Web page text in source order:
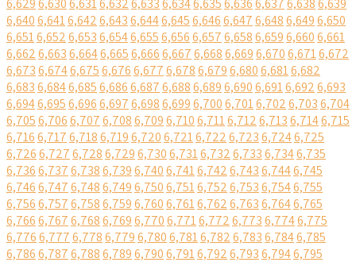
6,6296,6306,6316,6326,6336,6346,6356,6366,6376,6386,639
6,6406,6416,6426,6436,6446,6456,6466,6476,6486,6496,650
6,6516,6526,6536,6546,6556,6566,6576,6586,6596,6606,661
6,6626,6636,6646,6656,6666,6676,6686,6696,6706,6716,672
6,6736,6746,6756,6766,6776,6786,6796,6806,6816,682
6,6836,6846,6856,6866,6876,6886,6896,6906,6916,6926,693
6,6946,6956,6966,6976,6986,6996,7006,7016,7026,7036,704
6,7056,7066,7076,7086,7096,7106,7116,7126,7136,7146,715
6,7166,7176,7186,7196,7206,7216,7226,7236,7246,725
6,7266,7276,7286,7296,7306,7316,7326,7336,7346,735
6,7366,7376,7386,7396,7406,7416,7426,7436,7446,745
6,7466,7476,7486,7496,7506,7516,7526,7536,7546,755
6,7566,7576,7586,7596,7606,7616,7626,7636,7646,765
6,7666,7676,7686,7696,7706,7716,7726,7736,7746,775
6,7766,7776,7786,7796,7806,7816,7826,7836,7846,785
6,7866,7876,7886,7896,7906,7916,7926,7936,7946,795